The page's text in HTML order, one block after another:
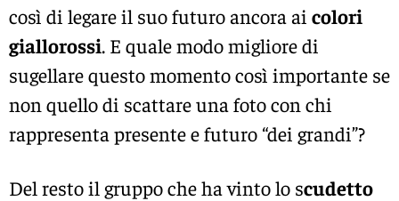
così di legare il suo futuro ancora ai colori
giallorossi. E quale modo migliore di
sugellare questo momento così importante se
non quello di scattare una foto con chi
rappresenta presente e futuro “dei grandi”?
Del resto il gruppo che ha vinto lo scudetto